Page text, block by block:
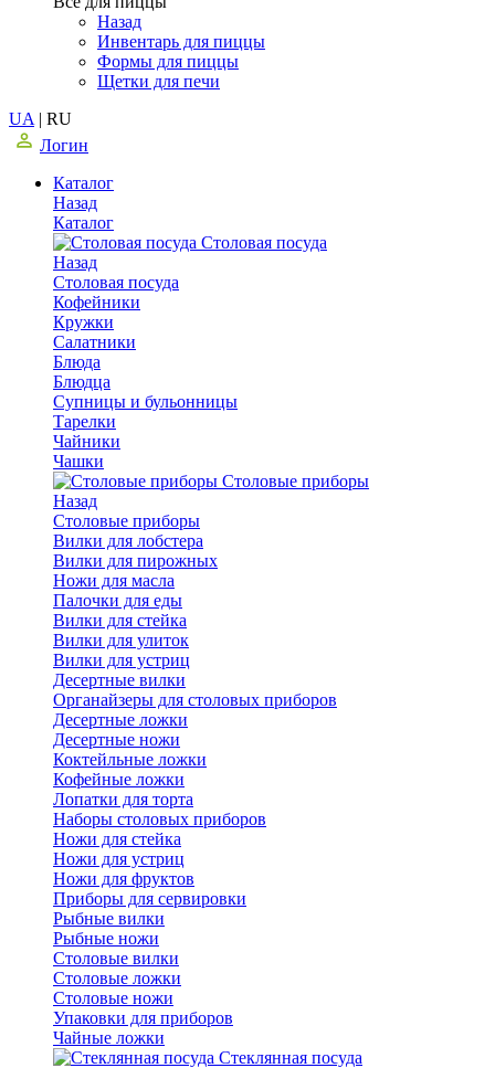
Назад
Инвентарь для пиццы
Формы для пиццы
Щетки для печи
UA | RU
Логин
Каталог
Назад
Каталог
Столовая посуда
Назад
Столовая посуда
Кофейники
Кружки
Салатники
Блюда
Блюдца
Супницы и бульонницы
Тарелки
Чайники
Чашки
Cтоловые приборы
Назад
Cтоловые приборы
Вилки для лобстера
Вилки для пирожных
Ножи для масла
Палочки для еды
Вилки для стейка
Вилки для улиток
Вилки для устриц
Десертные вилки
Органайзеры для столовых приборов
Десертные ложки
Десертные ножи
Коктейльные ложки
Кофейные ложки
Лопатки для торта
Наборы столовых приборов
Ножи для стейка
Ножи для устриц
Ножи для фруктов
Приборы для сервировки
Рыбные вилки
Рыбные ножи
Столовые вилки
Столовые ложки
Столовые ножи
Упаковки для приборов
Чайные ложки
Стеклянная посуда